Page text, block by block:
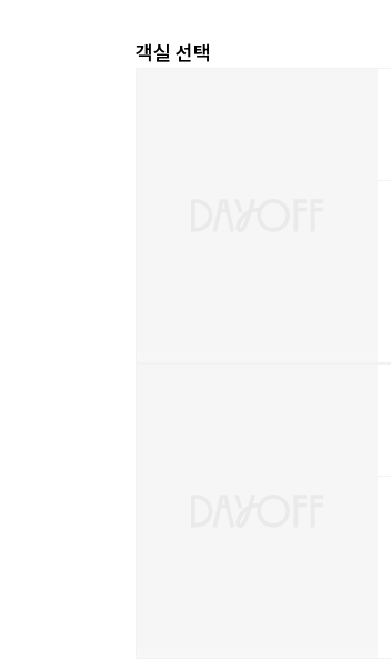
객실 선택